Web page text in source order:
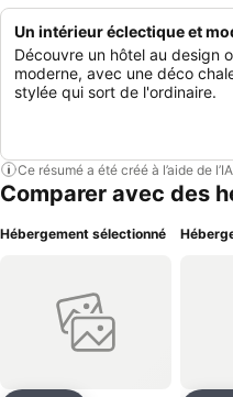
Un intérieur éclectique et
Découvre un hôtel au design
moderne, avec une déco
stylée qui sort de l'ordinaire.
Ce résumé a été créé à l’aide de
Comparer avec des
Hébergement sélectionné